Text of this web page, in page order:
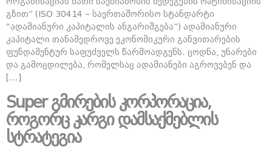
გზით” (ISO 30414 – საერთაშორისო სტანდარტი
“ადამიანური კაპიტალის ანგარიშგება”) ადამიანური
კაპიტალი თანამედროვე ეკონომიკური განვითარების
ფუნდამენტურ საფუძველს წარმოადგენს. ცოდნა, უნარები
და გამოცდილება, რომელსაც ადამიანები აგროვებენ და
[…]
Super გმირების კორპორაცია,
როგორც კარგი დამსაქმებლის
სტრატეგია